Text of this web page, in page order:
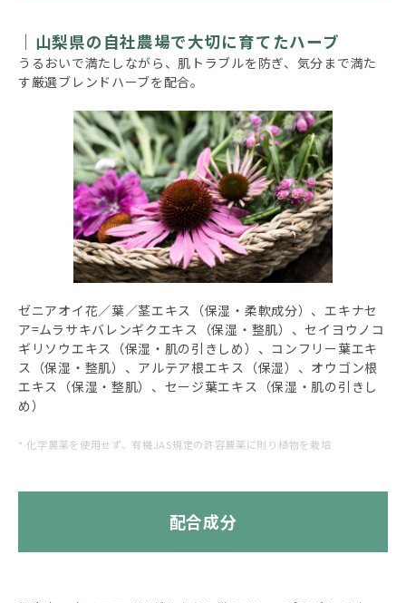
山梨県の自社農場で大切に育てたハーブ
うるおいで満たしながら、肌トラブルを防ぎ、気分まで満た
す厳選ブレンドハーブを配合。
ゼニアオイ花／葉／茎エキス（保湿・柔軟成分）、エキナセ
ア=ムラサキバレンギクエキス（保湿・整肌）、セイヨウノコ
ギリソウエキス（保湿・肌の引きしめ）、コンフリー葉エキ
ス（保湿・整肌）、アルテア根エキス（保湿）、オウゴン根
エキス（保湿・整肌）、セージ葉エキス（保湿・肌の引きし
め）
* 化学農薬を使用せず、有機JAS規定の許容農薬に則り植物を栽培
配合成分